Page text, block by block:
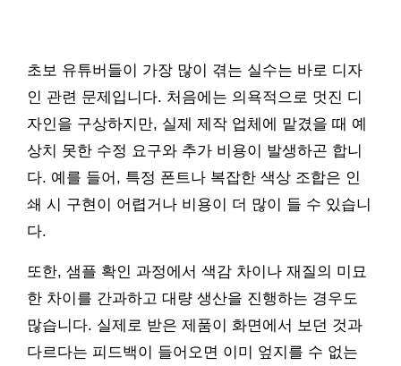
초보 유튜버들이 가장 많이 겪는 실수는 바로 디자
인 관련 문제입니다. 처음에는 의욕적으로 멋진 디
자인을 구상하지만, 실제 제작 업체에 맡겼을 때 예
상치 못한 수정 요구와 추가 비용이 발생하곤 합니
다. 예를 들어, 특정 폰트나 복잡한 색상 조합은 인
쇄 시 구현이 어렵거나 비용이 더 많이 들 수 있습니
다.
또한, 샘플 확인 과정에서 색감 차이나 재질의 미묘
한 차이를 간과하고 대량 생산을 진행하는 경우도
많습니다. 실제로 받은 제품이 화면에서 보던 것과
다르다는 피드백이 들어오면 이미 엎지를 수 없는